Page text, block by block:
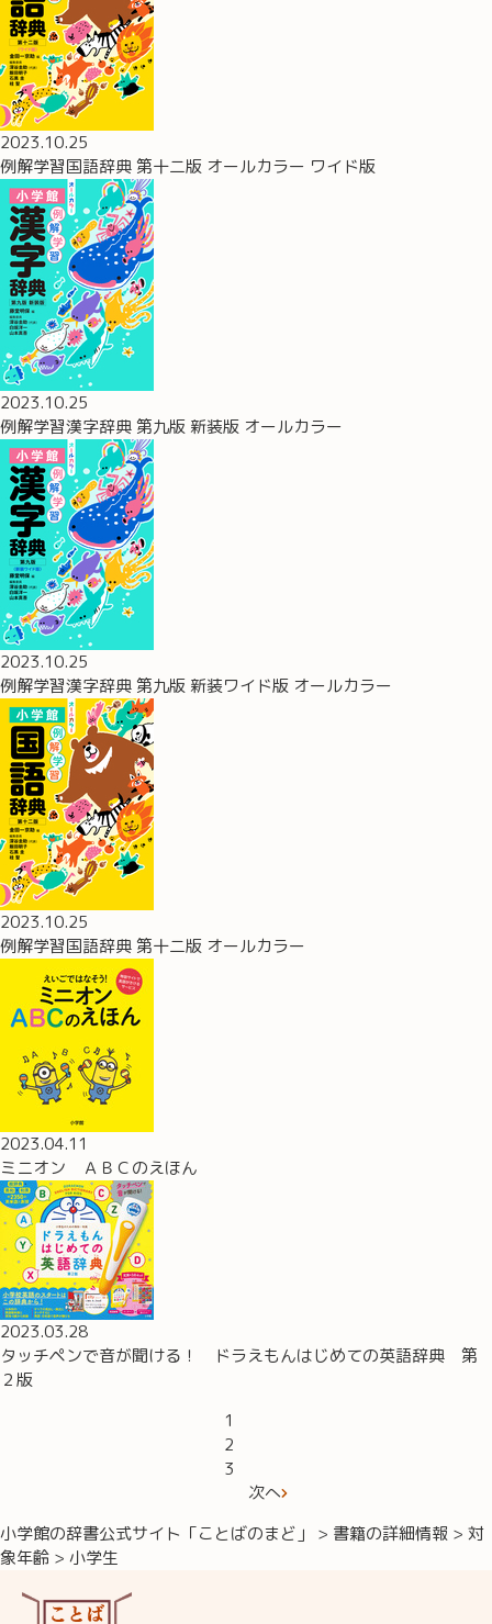
2023.10.25
例解学習国語辞典 第十二版 オールカラー ワイド版
2023.10.25
例解学習漢字辞典 第九版 新装版 オールカラー
2023.10.25
例解学習漢字辞典 第九版 新装ワイド版 オールカラー
2023.10.25
例解学習国語辞典 第十二版 オールカラー
2023.04.11
ミニオン ＡＢＣのえほん
2023.03.28
タッチペンで音が聞ける！ ドラえもんはじめての英語辞典 第
２版
1
2
3
次へ
小学館の辞書公式サイト「ことばのまど」
> 書籍の詳細情報 > 対
象年齢 > 小学生